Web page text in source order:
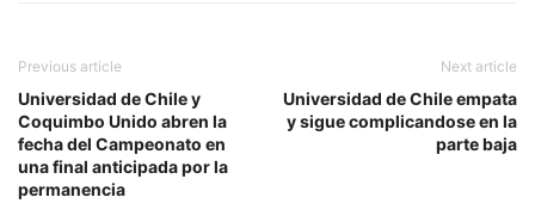
Previous article
Universidad de Chile y
Coquimbo Unido abren la
fecha del Campeonato en
una final anticipada por la
permanencia
Next article
Universidad de Chile empata
y sigue complicandose en la
parte baja